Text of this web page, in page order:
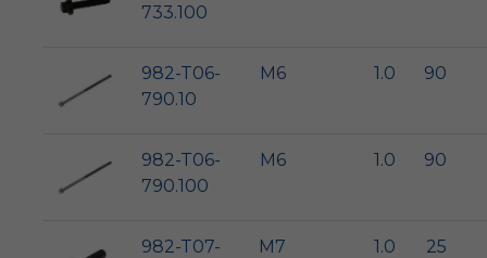
733.100
982-T06-
790.10
M6 1.0 90
982-T06-
790.100
M6 1.0 90
982-T07-
M7 1.0 25